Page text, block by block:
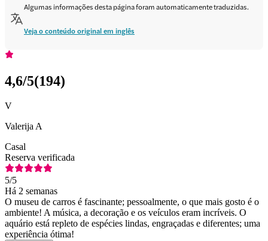
Algumas informações desta página foram automaticamente traduzidas.
Veja o conteúdo original em inglês
4,6/5(194)
V
Valerija A
Casal
Reserva verificada
5/5
Há 2 semanas
O museu de carros é fascinante; pessoalmente, o que mais gosto é o
ambiente! A música, a decoração e os veículos eram incríveis. O
aquário está repleto de espécies lindas, engraçadas e diferentes; uma
experiência ótima!